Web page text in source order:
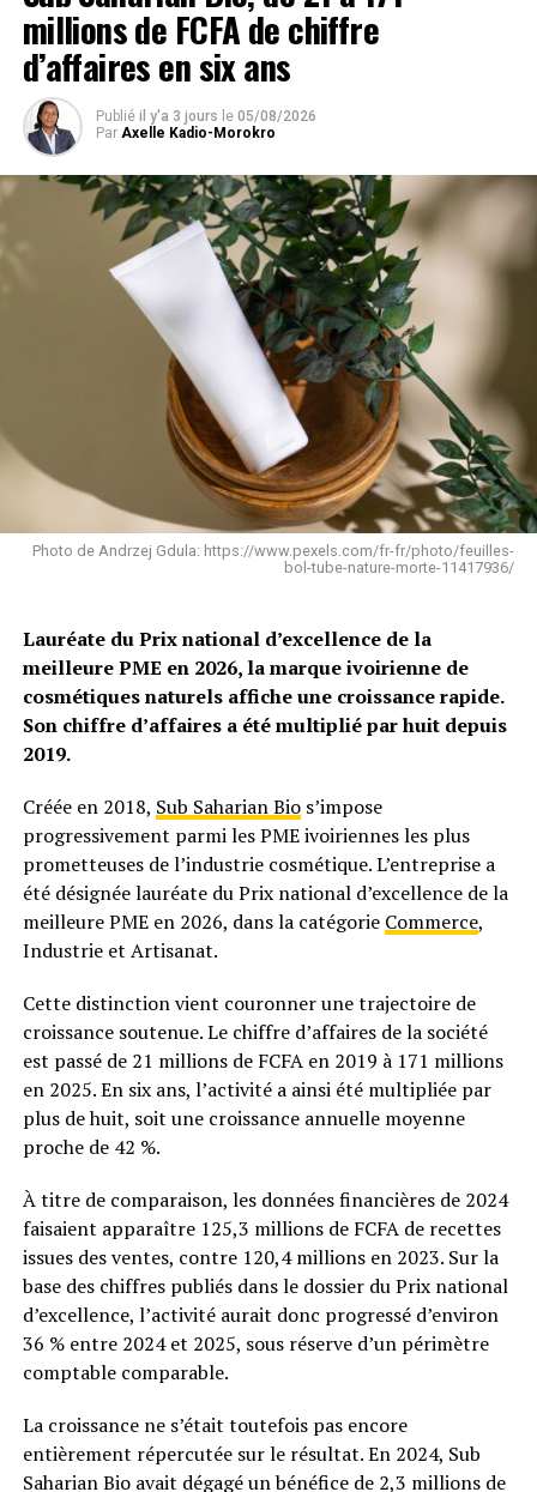
millions de FCFA de chiffre
d’affaires en six ans
Publié il y'a 3 jours le 05/08/2026
Par Axelle Kadio-Morokro
Photo de Andrzej Gdula: https://www.pexels.com/fr-fr/photo/feuilles-
bol-tube-nature-morte-11417936/
Lauréate du Prix national d’excellence de la
meilleure PME en 2026, la marque ivoirienne de
cosmétiques naturels affiche une croissance rapide.
Son chiffre d’affaires a été multiplié par huit depuis
2019.
Créée en 2018, Sub Saharian Bios’impose
progressivement parmi les PME ivoiriennes les plus
prometteuses de l’industrie cosmétique. L’entreprise a
été désignée lauréate du Prix national d’excellence de la
meilleure PME en 2026, dans la catégorie Commerce,
Industrie et Artisanat.
Cette distinction vient couronner une trajectoire de
croissance soutenue. Le chiffre d’affaires de la société
est passé de 21 millions de FCFA en 2019 à 171 millions
en 2025. En six ans, l’activité a ainsi été multipliée par
plus de huit, soit une croissance annuelle moyenne
proche de 42 %.
À titre de comparaison, les données financières de 2024
faisaient apparaître 125,3 millions de FCFA de recettes
issues des ventes, contre 120,4 millions en 2023. Sur la
base des chiffres publiés dans le dossier du Prix national
d’excellence, l’activité aurait donc progressé d’environ
36 % entre 2024 et 2025, sous réserve d’un périmètre
comptable comparable.
La croissance ne s’était toutefois pas encore
entièrement répercutée sur le résultat. En 2024, Sub
Saharian Bio avait dégagé un bénéfice de 2,3 millions de